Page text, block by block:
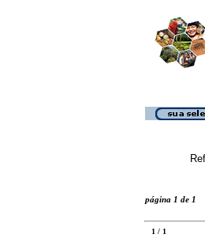
página 1 de 1
1 / 1